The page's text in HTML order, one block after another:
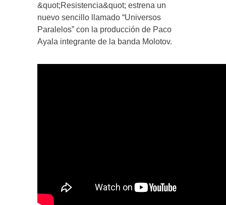
&quot;Resistencia&quot; estrena un
nuevo sencillo llamado “Universos
Paralelos” con la producción de Paco
Ayala integrante de la banda Molotov.